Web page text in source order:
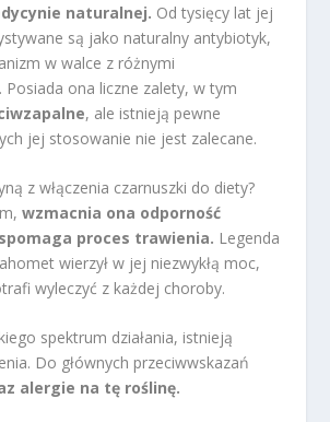
naturalnej. Od tysięcy lat jej
są jako naturalny antybiotyk,
w walce z różnymi
Posiada ona liczne zalety, w tym
, ale istnieją pewne
jej stosowanie nie jest zalecane.
z włączenia czarnuszki do diety?
wzmacnia ona odporność
proces trawienia. Legenda
wierzył w jej niezwykłą moc,
wyleczyć z każdej choroby.
spektrum działania, istnieją
Do głównych przeciwwskazań
alergie na tę roślinę.